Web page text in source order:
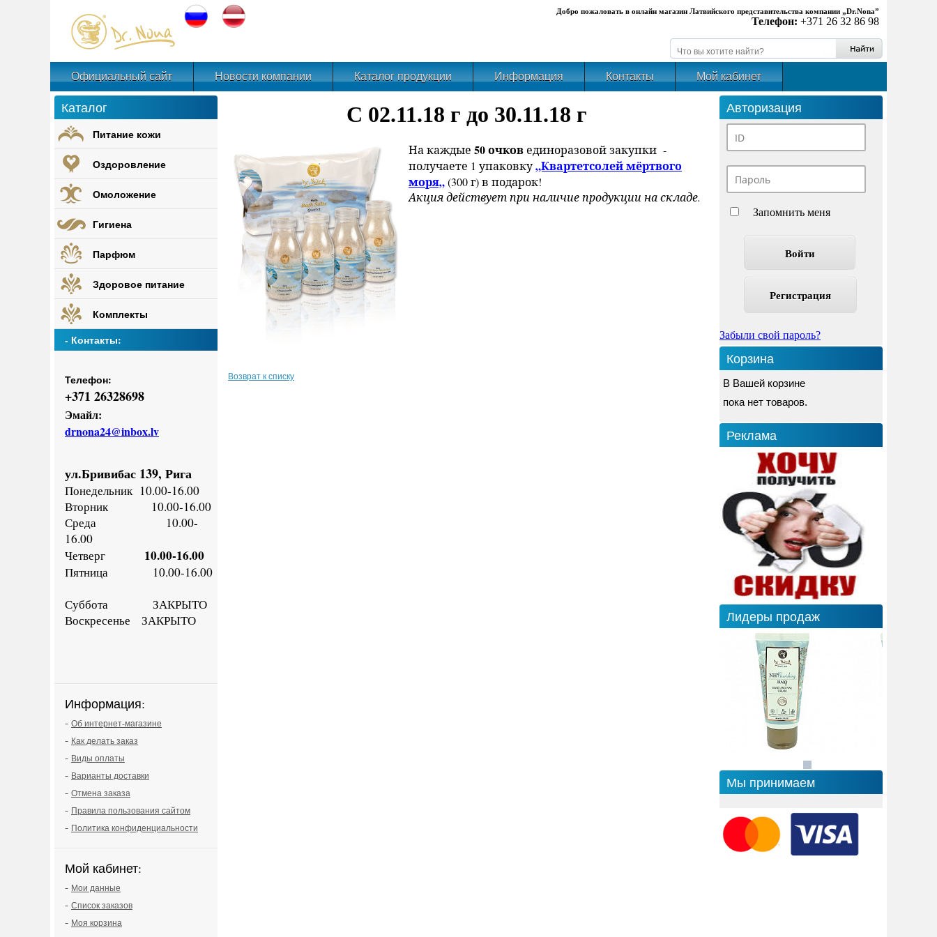
Добро пожаловать в онлайн магазин Латвийского представительства компании „Dr.Nona”
Телефон: +371 26 32 86 98
Официальный сайт Новости компании Каталог продукции Информация Контакты Мой кабинет
C 02.11.18 г до 30.11.18 г
На каждые 50 очковединоразовой закупки -
получаете 1 упаковку„Квартетсолей мёртвого
моря„(300 г) в подарок!
Акция действует при наличие продукции на складе.
Возврат к списку
Каталог
Питание кожи
Оздоровление
Омоложение
Гигиена
Парфюм
Здоровое питание
Комплекты
- Контакты:
Телефон:
+371 26328698
Эмайл:
drnona24@inbox.lv
ул.Бривибас 139, Рига
Понедельник 10.00-16.00
Вторник 10.00-16.00
Среда 10.00-
16.00
Четверг 10.00-16.00
Пятница 10.00-16.00
Суббота ЗАКРЫТО
Воскресенье ЗАКРЫТО
Информация:
- Об интернет-магазине
- Как делать заказ
- Виды оплаты
- Варианты доставки
- Отмена заказа
- Правила пользования сайтом
- Политика конфиденциальности
Мой кабинет:
- Мои данные
- Список заказов
- Моя корзина
Авторизация
Запомнить меня
Регистрация
Забыли свой пароль?
Корзина
В Вашей корзине
пока нет товаров.
Реклама
Лидеры продаж
Мы принимаем